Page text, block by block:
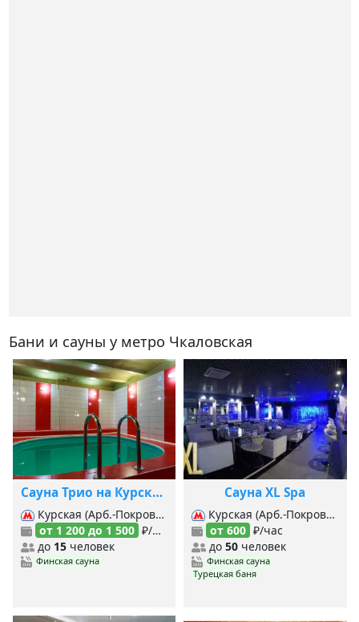
Бани и сауны у метро Чкаловская
Сауна Трио на Курской
Курская (Арб.-Покровская), Курская (Кольцевая), Бауманская, Чкаловская,
от 1 200 до 1 500 ₽/час
до 15 человек
Финская сауна
Сауна XL Spa
Курская (Арб.-Покровская), Курская (Кольцевая), Чкаловская,
от 600 ₽/час
до 50человек
Финская сауна
Турецкая баня